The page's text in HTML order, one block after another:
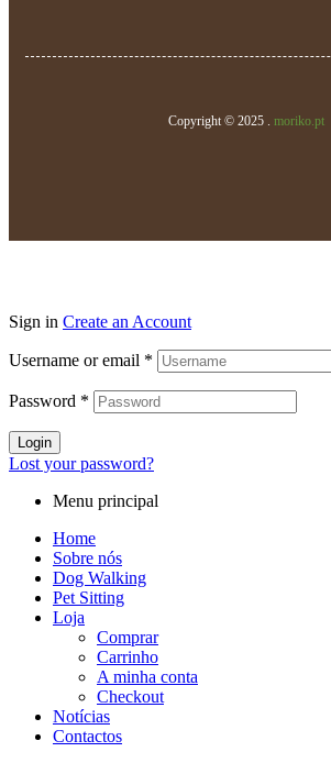
Copyright © 2025 . moriko.pt
Sign in Create an Account
Username or email *
Password *
Login
Lost your password?
Menu principal
Home
Sobre nós
Dog Walking
Pet Sitting
Loja
Comprar
Carrinho
A minha conta
Checkout
Notícias
Contactos